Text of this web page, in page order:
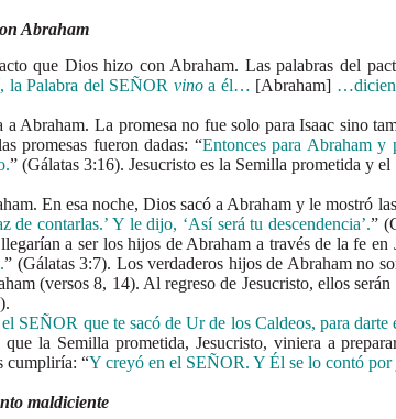
Abraham
Dios hizo con Abraham. Las palabras del
la Palabra del SEÑOR vinoa él… [Abraham]
La promesa no fue solo para Isaac sino
promesas fueron dadas: “Entonces para Abraham y
” (Gálatas 3:16). Jesucristo es la Semilla prometida y
En esa noche, Dios sacó a Abraham y le mostró
contarlas.’ Y le dijo, ‘Así será tu descendencia’.”
a ser los hijos de Abraham a través de la fe
” (Gálatas 3:7). Los verdaderos hijos de Abraham no
(versos 8, 14). Al regreso de Jesucristo, ellos serán
el SEÑOR que te sacó de Ur de los Caldeos, para darte
la Semilla prometida, Jesucristo, viniera a
cumpliría: “Y creyó en el SEÑOR. Y Él se lo contó por
maldiciente